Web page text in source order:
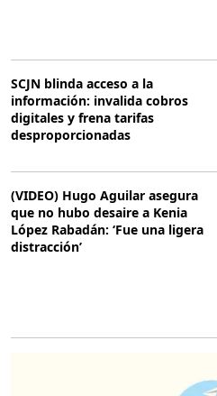
SCJN blinda acceso a la
información: invalida cobros
digitales y frena tarifas
desproporcionadas
(VIDEO) Hugo Aguilar asegura
que no hubo desaire a Kenia
López Rabadán: ‘Fue una ligera
distracción’